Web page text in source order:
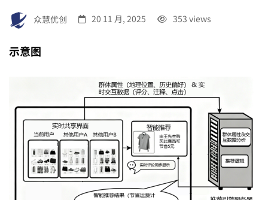
权，
哪
两
处
写
众慧优创 20 11 月, 2025 353 views
示意图